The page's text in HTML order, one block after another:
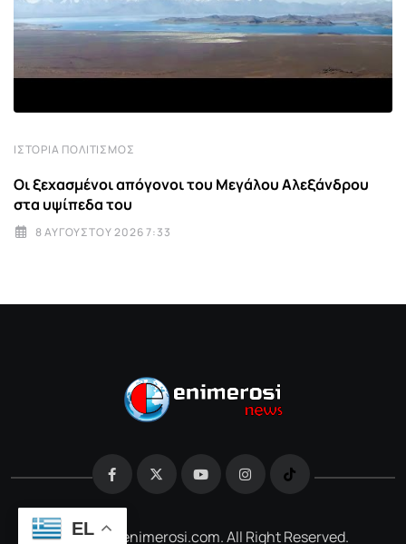
ΙΣΤΟΡΊΑ ΠΟΛΙΤΙΣΜΌΣ
Οι ξεχασμένοι απόγονοι του Μεγάλου Αλεξάνδρου
στα υψίπεδα του
8 ΑΥΓΟΎΣΤΟΥ 2026 7:33
@2026 e-enimerosi.com. All Right Reserved.
EL